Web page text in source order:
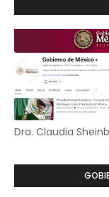
Dra. Claudia